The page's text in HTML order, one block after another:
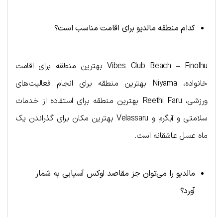
کدام منطقه مالدیو برای اقامت مناسب است؟
Vibes Club Beach – Finolhu بهترین منطقه برای اقامت
خانواده، Niyama بهترین منطقه برای انجام فعالیت‌های
ورزشی، Reethi Faru بهترین منطقه برای استفاده از خدمات
سلامتی و آبگرم و Velassaru بهترین مکان برای گذراندن یک
ماه عسل عاشقانه است.
مالدیو را می‌توان جز مقاصد لوکس آسیایی به شمار
آورد؟